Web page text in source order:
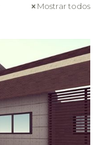
Mostrar todos